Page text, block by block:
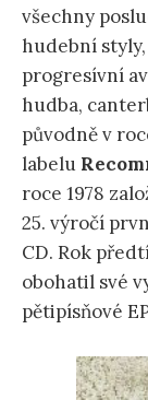
všechny
hudební
progresívní
hudba,
původně v
labelu
roce 1978
25. výročí
CD. Rok
obohatil své
pětipísňové